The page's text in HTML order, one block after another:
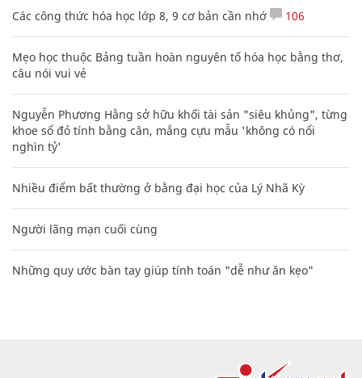
Các công thức hóa học lớp 8, 9 cơ bản cần nhớ 106
Mẹo học thuộc Bảng tuần hoàn nguyên tố hóa học bằng thơ,
câu nói vui vẻ
Nguyễn Phương Hằng sở hữu khối tài sản "siêu khủng", từng
khoe sổ đỏ tính bằng cân, mắng cựu mẫu 'không có nổi
nghìn tỷ'
Nhiều điểm bất thường ở bằng đại học của Lý Nhã Kỳ
Người lãng mạn cuối cùng
Những quy ước bàn tay giúp tính toán "dễ như ăn kẹo"